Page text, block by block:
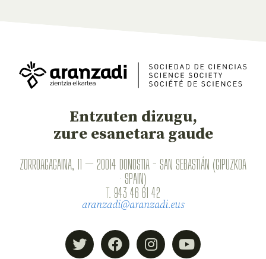
Entzuten dizugu,
zure esanetara gaude
ZORROAGAGAINA, 11 — 20014 DONOSTIA - SAN SEBASTIÁN (GIPUZKOA
· SPAIN)
T. 943 46 61 42
aranzadi@aranzadi.eus